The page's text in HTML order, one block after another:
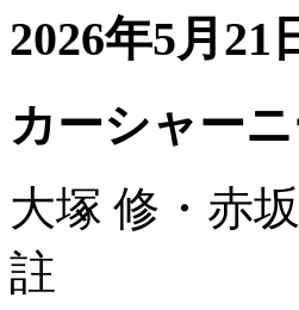
2026年5月21
カーシャー
大塚 修・赤
註